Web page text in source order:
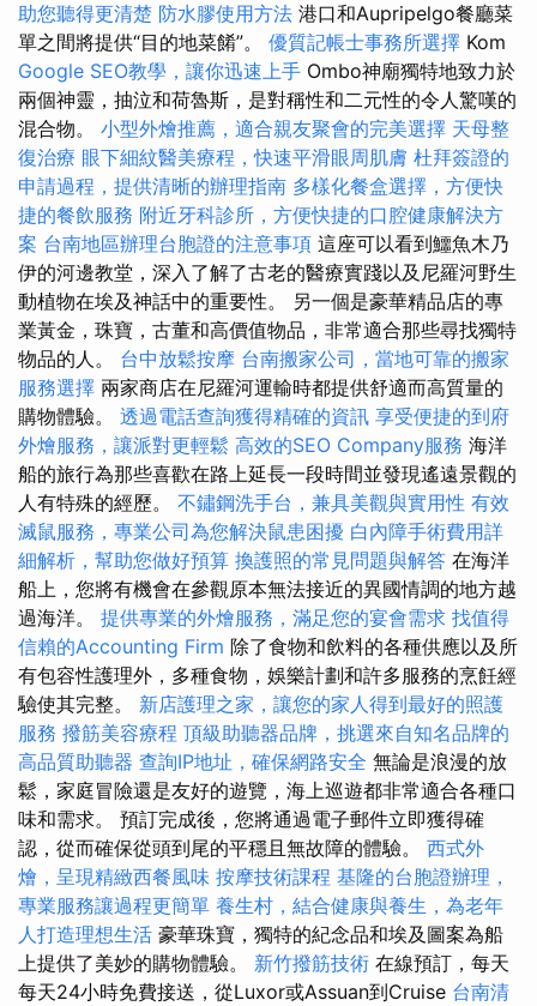
助您聽得更清楚 防水膠使用方法 港口和Aupripelgo餐廳菜
單之間將提供“目的地菜餚”。 優質記帳士事務所選擇 Kom
Google SEO教學，讓你迅速上手 Ombo神廟獨特地致力於
兩個神靈，抽泣和荷魯斯，是對稱性和二元性的令人驚嘆的
混合物。 小型外燴推薦，適合親友聚會的完美選擇 天母整
復治療 眼下細紋醫美療程，快速平滑眼周肌膚 杜拜簽證的
申請過程，提供清晰的辦理指南 多樣化餐盒選擇，方便快
捷的餐飲服務 附近牙科診所，方便快捷的口腔健康解決方
案 台南地區辦理台胞證的注意事項 這座可以看到鱷魚木乃
伊的河邊教堂，深入了解了古老的醫療實踐以及尼羅河野生
動植物在埃及神話中的重要性。 另一個是豪華精品店的專
業黃金，珠寶，古董和高價值物品，非常適合那些尋找獨特
物品的人。 台中放鬆按摩 台南搬家公司，當地可靠的搬家
服務選擇 兩家商店在尼羅河運輸時都提供舒適而高質量的
購物體驗。 透過電話查詢獲得精確的資訊 享受便捷的到府
外燴服務，讓派對更輕鬆 高效的SEO Company服務 海洋
船的旅行為那些喜歡在路上延長一段時間並發現遙遠景觀的
人有特殊的經歷。 不鏽鋼洗手台，兼具美觀與實用性 有效
滅鼠服務，專業公司為您解決鼠患困擾 白內障手術費用詳
細解析，幫助您做好預算 換護照的常見問題與解答 在海洋
船上，您將有機會在參觀原本無法接近的異國情調的地方越
過海洋。 提供專業的外燴服務，滿足您的宴會需求 找值得
信賴的Accounting Firm 除了食物和飲料的各種供應以及所
有包容性護理外，多種食物，娛樂計劃和許多服務的烹飪經
驗使其完整。 新店護理之家，讓您的家人得到最好的照護
服務 撥筋美容療程 頂級助聽器品牌，挑選來自知名品牌的
高品質助聽器 查詢IP地址，確保網路安全 無論是浪漫的放
鬆，家庭冒險還是友好的遊覽，海上巡遊都非常適合各種口
味和需求。 預訂完成後，您將通過電子郵件立即獲得確
認，從而確保從頭到尾的平穩且無故障的體驗。 西式外
燴，呈現精緻西餐風味 按摩技術課程 基隆的台胞證辦理，
專業服務讓過程更簡單 養生村，結合健康與養生，為老年
人打造理想生活 豪華珠寶，獨特的紀念品和埃及圖案為船
上提供了美妙的購物體驗。 新竹撥筋技術 在線預訂，每天
每天24小時免費接送，從Luxor或Assuan到Cruise 台南清